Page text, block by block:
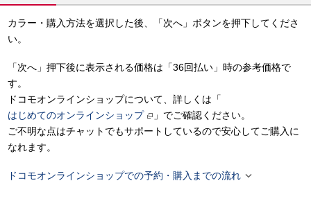
カラー・購入方法を選択した後、「次へ」ボタンを押下してくださ
い。
「次へ」押下後に表示される価格は「36回払い」時の参考価格で
す。
ドコモオンラインショップについて、詳しくは「
はじめてのオンラインショップ
」でご確認ください。
ご不明な点はチャットでもサポートしているので安心してご購入に
なれます。
ドコモオンラインショップでの予約・購入までの流れ 